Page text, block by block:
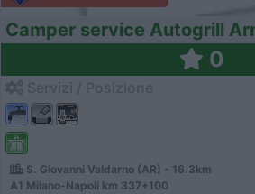
Camper service Autogrill
0
S. Giovanni Valdarno (AR) - 16.3km
A1 Milano-Napoli km 337+100